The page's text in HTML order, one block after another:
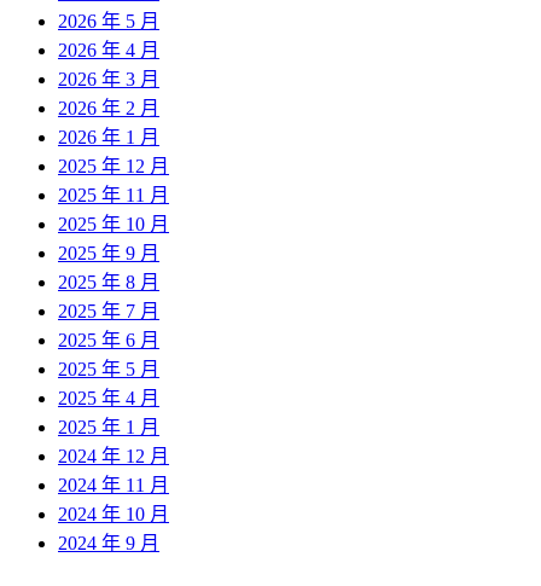
2026 年 5 月
2026 年 4 月
2026 年 3 月
2026 年 2 月
2026 年 1 月
2025 年 12 月
2025 年 11 月
2025 年 10 月
2025 年 9 月
2025 年 8 月
2025 年 7 月
2025 年 6 月
2025 年 5 月
2025 年 4 月
2025 年 1 月
2024 年 12 月
2024 年 11 月
2024 年 10 月
2024 年 9 月